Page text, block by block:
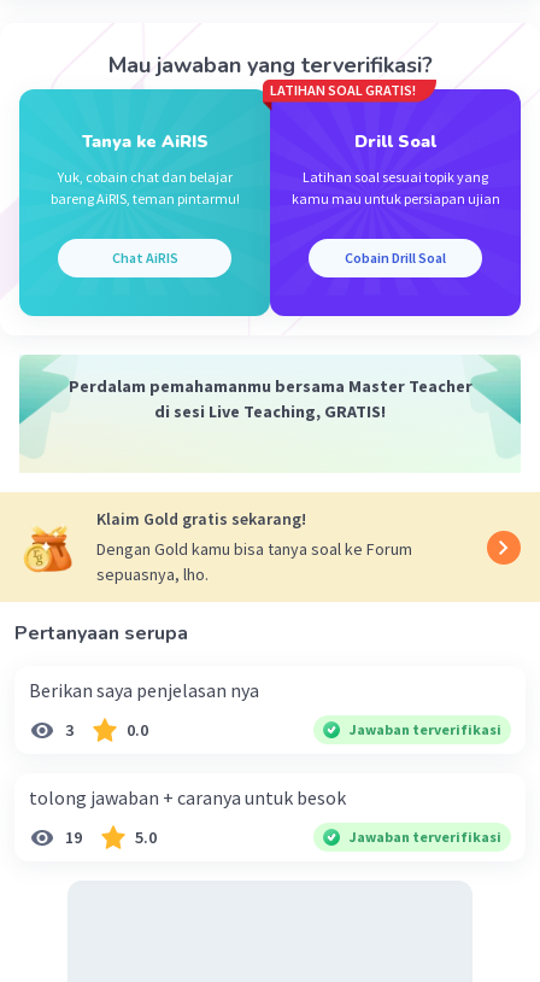
Mau jawaban yang terverifikasi?
Tanya ke AiRIS
Yuk, cobain chat dan belajar
bareng AiRIS, teman pintarmu!
Chat AiRIS
LATIHAN SOAL GRATIS!
Drill Soal
Latihan soal sesuai topik yang
kamu mau untuk persiapan ujian
Cobain Drill Soal
Perdalam pemahamanmu bersama Master Teacher
di sesi Live Teaching, GRATIS!
Klaim Gold gratis sekarang!
Dengan Gold kamu bisa tanya soal ke Forum
sepuasnya, lho.
Pertanyaan serupa
Berikan saya penjelasan nya
3 0.0 Jawaban terverifikasi
tolong jawaban + caranya untuk besok
19 5.0 Jawaban terverifikasi